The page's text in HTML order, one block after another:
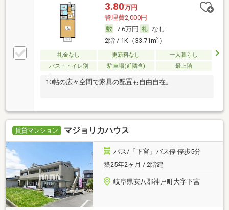
3.80万円
管理費2,000円
7.6万円
なし
2階 / 1K（33.71m2）
礼金なし 更新料なし
一人暮らし
バス・トイレ別
駐車場(近隣含) 最上階
10帖の広々空間で家具の配置も自由自在。
賃貸マンション マジョリカハウス
バス/「下宮」バス停 停歩5分
築25年2ヶ月 / 2階建
岐阜県安八郡神戸町大字下宮